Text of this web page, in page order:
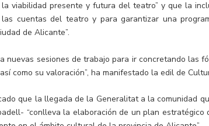
la viabilidad presente y futura del teatro” y que la
cuentas del teatro y para garantizar una
de Alicante”.
nuevas sesiones de trabajo para ir concretando las
como su valoración”, ha manifestado la edil de
que la llegada de la Generalitat a la comunidad
“conlleva la elaboración de un plan estratégico